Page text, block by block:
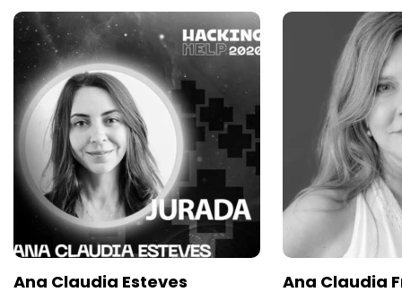
Ana Claudia Esteves
Ana Claudia